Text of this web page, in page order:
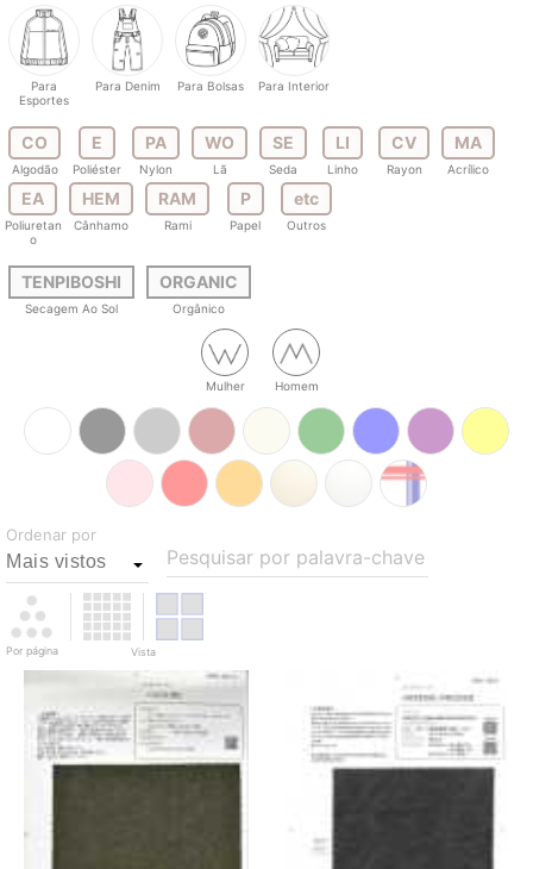
Para
Esportes
Para Denim Para Bolsas Para Interior
CO
Algodão
E
Poliéster
PA
Nylon
WO
Lã
SE
Seda
LI
Linho
CV
Rayon
MA
Acrílico
EA
Poliuretan
o
HEM
Cânhamo
RAM
Rami
P
Papel
etc
Outros
TENPIBOSHI
Secagem Ao Sol
ORGANIC
Orgânico
Mulher Homem
Ordenar por
Pesquisar por palavra-chave
Por página Vista